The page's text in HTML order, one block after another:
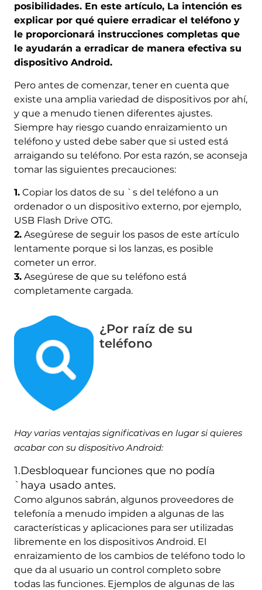
posibilidades. En este artículo, La intención es
explicar por qué quiere erradicar el teléfono y
le proporcionará instrucciones completas que
le ayudarán a erradicar de manera efectiva su
dispositivo Android.
Pero antes de comenzar, tener en cuenta que
existe una amplia variedad de dispositivos por ahí,
y que a menudo tienen diferentes ajustes.
Siempre hay riesgo cuando enraizamiento un
teléfono y usted debe saber que si usted está
arraigando su teléfono. Por esta razón, se aconseja
tomar las siguientes precauciones:
1.Copiar los datos de su `s del teléfono a un
ordenador o un dispositivo externo, por ejemplo,
USB Flash Drive OTG.
2.Asegúrese de seguir los pasos de este artículo
lentamente porque si los lanzas, es posible
cometer un error.
3.Asegúrese de que su teléfono está
completamente cargada.
¿Por raíz de su
teléfono
Hay varias ventajas significativas en lugar si quieres
acabar con su dispositivo Android:
1.Desbloquear funciones que no podía
`haya usado antes.
Como algunos sabrán, algunos proveedores de
telefonía a menudo impiden a algunas de las
características y aplicaciones para ser utilizadas
libremente en los dispositivos Android. El
enraizamiento de los cambios de teléfono todo lo
que da al usuario un control completo sobre
todas las funciones. Ejemplos de algunas de las